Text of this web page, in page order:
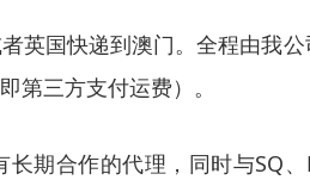
英国快递到澳门。全程由我
第三方支付运费）。
合作的代理，同时与SQ、